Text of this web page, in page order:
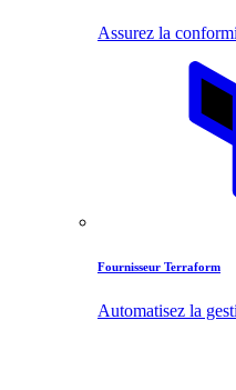
Assurez la
Fournisseur Terraform
Automatisez la